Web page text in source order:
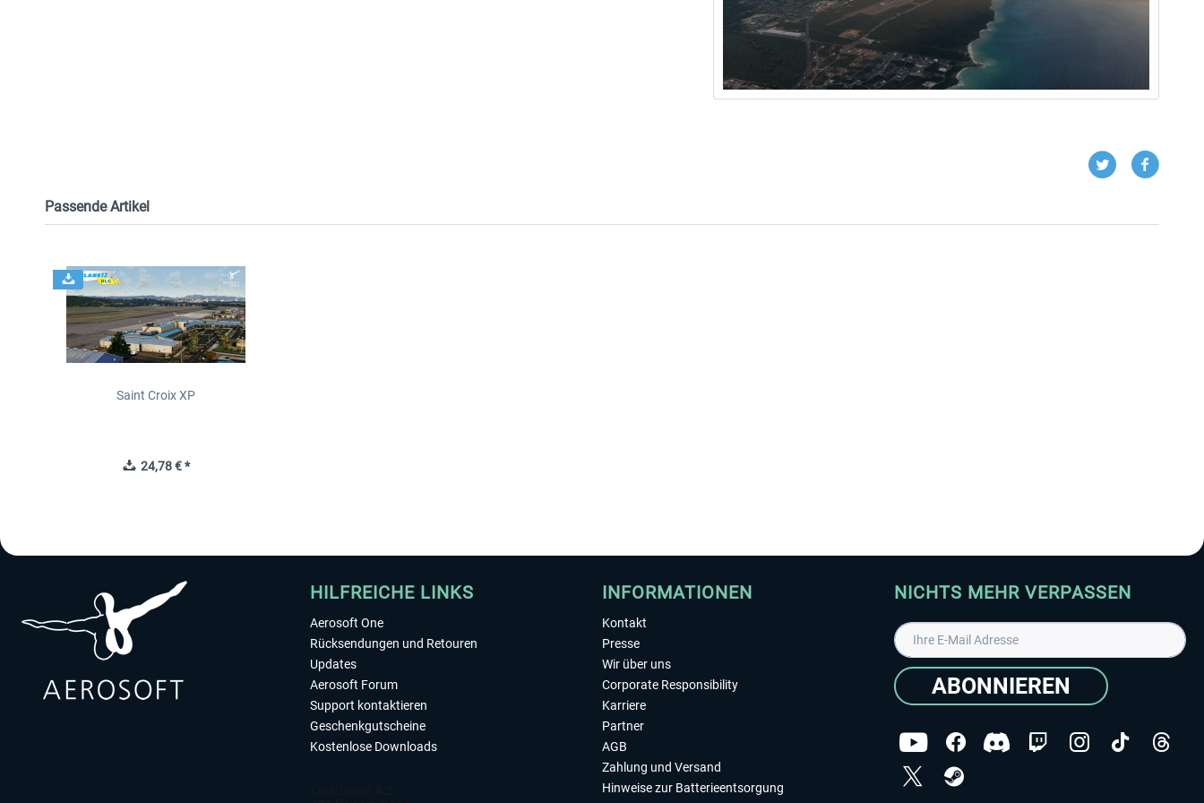
Passende Artikel
Saint Croix XP
24,78 € *
HILFREICHE LINKS
Aerosoft One
Rücksendungen und Retouren
Updates
Aerosoft Forum
Support kontaktieren
Geschenkgutscheine
Kostenlose Downloads
INFORMATIONEN
Kontakt
Presse
Wir über uns
Corporate Responsibility
Karriere
Partner
AGB
Zahlung und Versand
Hinweise zur Batterieentsorgung
NICHTS MEHR VERPASSEN
ABONNIEREN